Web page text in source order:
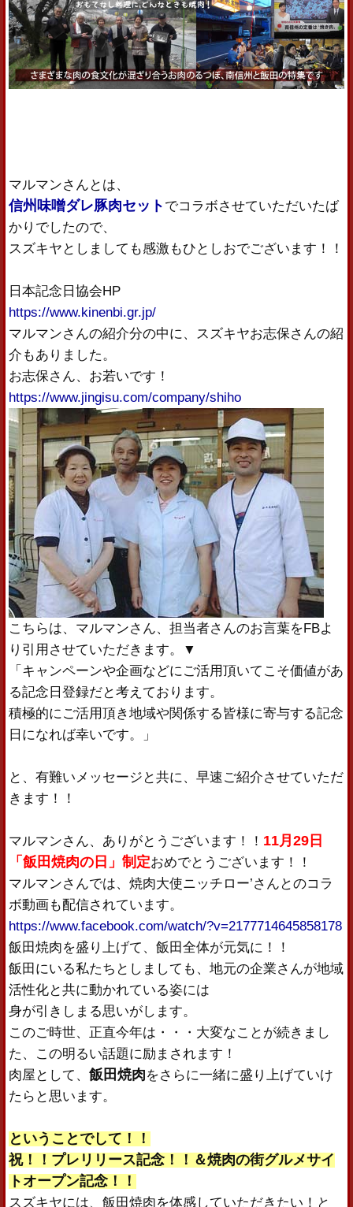
マルマンさんとは、
信州味噌ダレ豚肉セット でコラボさせていただいたば
かりでしたので、
スズキヤとしましても感激もひとしおでございます！！
日本記念日協会HP
https://www.kinenbi.gr.jp/
マルマンさんの紹介分の中に、スズキヤお志保さんの紹
介もありました。
お志保さん、お若いです！
https://www.jingisu.com/company/shiho
こちらは、マルマンさん、担当者さんのお言葉をFBよ
り引用させていただきます。▼
「キャンペーンや企画などにご活用頂いてこそ価値があ
る記念日登録だと考えております。
積極的にご活用頂き地域や関係する皆様に寄与する記念
日になれば幸いです。」
と、有難いメッセージと共に、早速ご紹介させていただ
きます！！
マルマンさん、ありがとうございます！！ 11月29日
「飯田焼肉の日」制定おめでとうございます！！
マルマンさんでは、焼肉大使ニッチロー’さんとのコラ
ボ動画も配信されています。
https://www.facebook.com/watch/?v=2177714645858178
飯田焼肉を盛り上げて、飯田全体が元気に！！
飯田にいる私たちとしましても、地元の企業さんが地域
活性化と共に動かれている姿には
身が引きしまる思いがします。
このご時世、正直今年は・・・大変なことが続きまし
た、この明るい話題に励まされます！
肉屋として、飯田焼肉をさらに一緒に盛り上げていけ
たらと思います。
ということでして！！
祝！！プレリリース記念！！＆焼肉の街グルメサイ
トオープン記念！！
スズキヤには、飯田焼肉を体感していただきたい！と